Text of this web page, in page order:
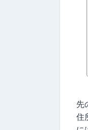
先
住